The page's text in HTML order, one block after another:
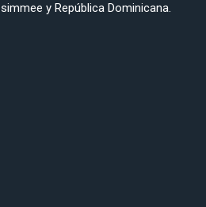
y República Dominicana.